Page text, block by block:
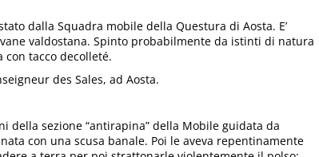
dalla Squadra mobile della Questura di Aosta. E’
valdostana. Spinto probabilmente da istinti di natura
con tacco decolleté.
des Sales, ad Aosta.
della sezione “antirapina” della Mobile guidata da
con una scusa banale. Poi le aveva repentinamente